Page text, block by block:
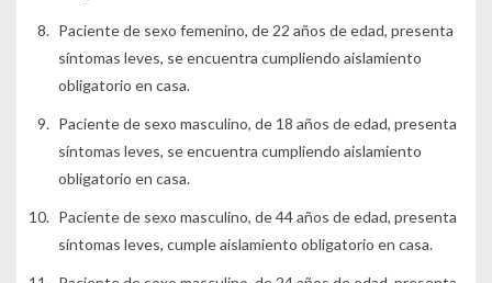
Paciente de sexo femenino, de 22 años de edad, presenta
síntomas leves, se encuentra cumpliendo aislamiento
obligatorio en casa.
Paciente de sexo masculino, de 18 años de edad, presenta
síntomas leves, se encuentra cumpliendo aislamiento
obligatorio en casa.
Paciente de sexo masculino, de 44 años de edad, presenta
síntomas leves, cumple aislamiento obligatorio en casa.